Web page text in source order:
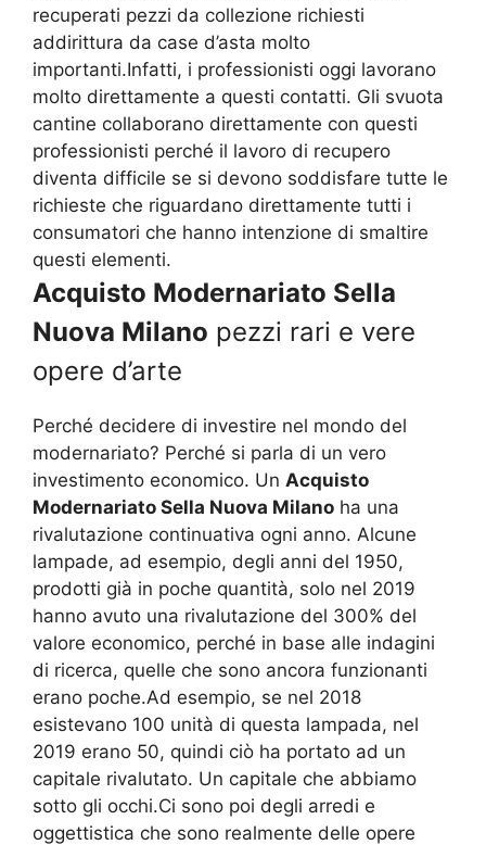
recuperati pezzi da collezione richiesti
addirittura da case d’asta molto
importanti.Infatti, i professionisti oggi lavorano
molto direttamente a questi contatti. Gli svuota
cantine collaborano direttamente con questi
professionisti perché il lavoro di recupero
diventa difficile se si devono soddisfare tutte le
richieste che riguardano direttamente tutti i
consumatori che hanno intenzione di smaltire
questi elementi.
Acquisto Modernariato Sella
Nuova Milano pezzi rari e vere
opere d’arte
Perché decidere di investire nel mondo del
modernariato? Perché si parla di un vero
investimento economico. Un Acquisto
Modernariato Sella Nuova Milano ha una
rivalutazione continuativa ogni anno. Alcune
lampade, ad esempio, degli anni del 1950,
prodotti già in poche quantità, solo nel 2019
hanno avuto una rivalutazione del 300% del
valore economico, perché in base alle indagini
di ricerca, quelle che sono ancora funzionanti
erano poche.Ad esempio, se nel 2018
esistevano 100 unità di questa lampada, nel
2019 erano 50, quindi ciò ha portato ad un
capitale rivalutato. Un capitale che abbiamo
sotto gli occhi.Ci sono poi degli arredi e
oggettistica che sono realmente delle opere